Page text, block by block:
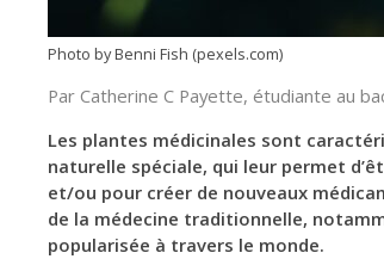
Photo by Benni Fish (pexels.com)
Par Catherine C Payette, étudiante au
Les plantes médicinales sont
naturelle spéciale, qui leur permet
et/ou pour créer de nouveaux
de la médecine traditionnelle,
popularisée à travers le monde.